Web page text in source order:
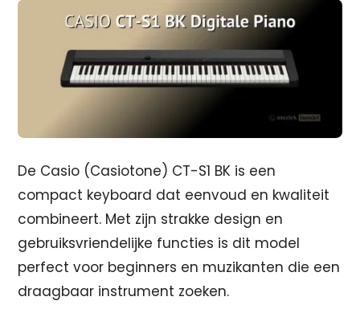
De Casio (Casiotone) CT-S1 BK is een
compact keyboard dat eenvoud en kwaliteit
combineert. Met zijn strakke design en
gebruiksvriendelijke functies is dit model
perfect voor beginners en muzikanten die een
draagbaar instrument zoeken.